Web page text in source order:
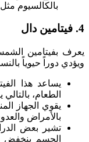
4. فيتامين دال
يعرف بفيتامين
ويؤدي دوراً حيوياً
يساعد هذا
الطعام،
يقوي الجهاز
بالأمراض
تشير بعض
الجسم ينخفض